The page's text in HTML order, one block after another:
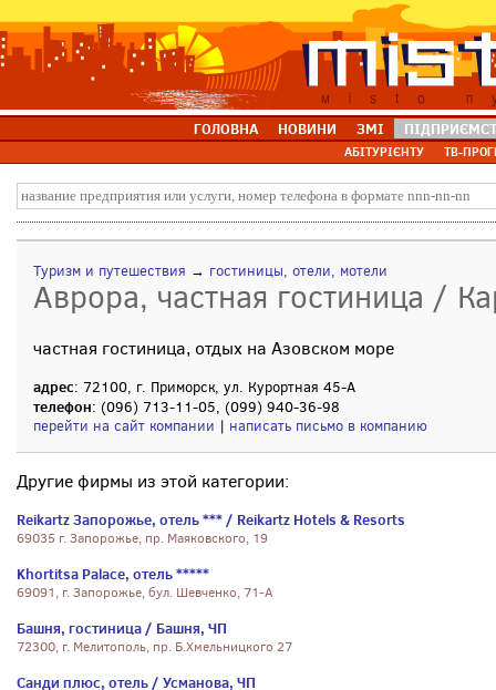
ГОЛОВНА НОВИНИ ЗМІ
АБІТУРІЄНТУ ТВ-
Туризм и путешествия → гостиницы, отели, мотели
Аврора, частная гостиница /
частная гостиница, отдых на Азовском море
адрес: 72100, г. Приморск, ул. Курортная 45-А
телефон: (096) 713-11-05, (099) 940-36-98
перейти на сайт компании | написать письмо в компанию
Другие фирмы из этой категории:
Reikartz Запорожье, отель *** / Reikartz Hotels & Resorts
69035 г. Запорожье, пр. Маяковского, 19
Khortitsa Palace, отель *****
69091, г. Запорожье, бул. Шевченко, 71-А
Башня, гостиница / Башня, ЧП
72300, г. Мелитополь, пр. Б.Хмельницкого 27
Санди плюс, отель / Усманова, ЧП